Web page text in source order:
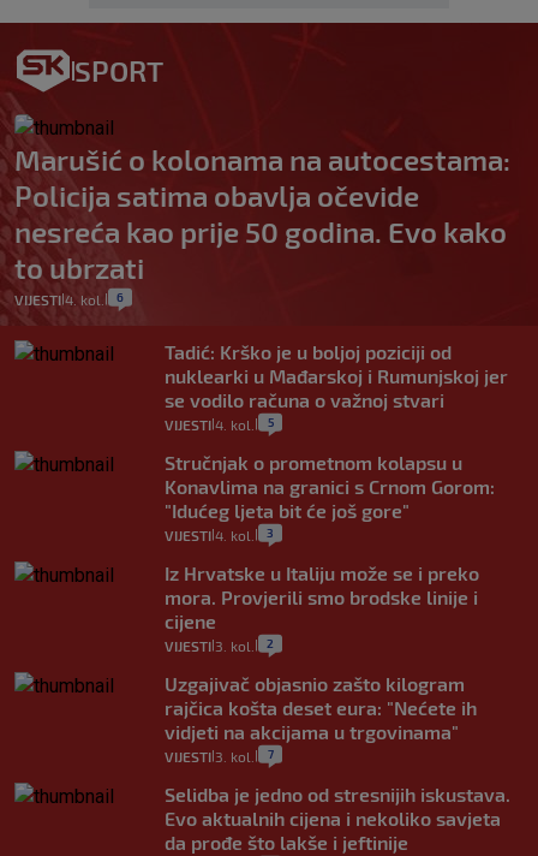
SPORT
Marušić o kolonama na autocestama:
Policija satima obavlja očevide
nesreća kao prije 50 godina. Evo kako
to ubrzati
VIJESTI 4. kol. 6
Tadić: Krško je u boljoj poziciji od
nuklearki u Mađarskoj i Rumunjskoj jer
se vodilo računa o važnoj stvari
VIJESTI 4. kol. 5
Stručnjak o prometnom kolapsu u
Konavlima na granici s Crnom Gorom:
"Idućeg ljeta bit će još gore"
VIJESTI 4. kol. 3
Iz Hrvatske u Italiju može se i preko
mora. Provjerili smo brodske linije i
cijene
VIJESTI 3. kol. 2
Uzgajivač objasnio zašto kilogram
rajčica košta deset eura: "Nećete ih
vidjeti na akcijama u trgovinama"
VIJESTI 3. kol. 7
Selidba je jedno od stresnijih iskustava.
Evo aktualnih cijena i nekoliko savjeta
da prođe što lakše i jeftinije